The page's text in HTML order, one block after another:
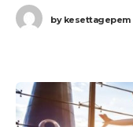
bykesettagepem